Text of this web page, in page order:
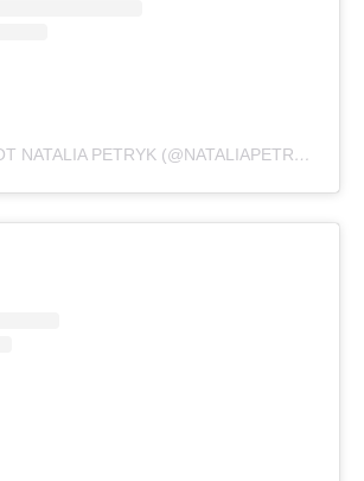
ПУБЛИКАЦИЯ ОТ NATALIA PETRYK (@NATALIAPETRYK)